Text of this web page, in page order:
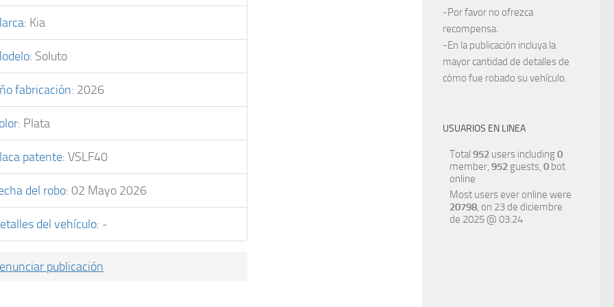
: Kia
: Soluto
fabricación: 2026
: Plata
patente: VSLF40
del robo: 02 Mayo 2026
del vehículo: -
publicación
-Por favor no ofrezca
recompensa.
-En la publicación incluya la
mayor cantidad de detalles de
cómo fue robado su vehículo.
USUARIOS EN LINEA
Total 952 users including0
member, 952 guests, 0 bot
online
Most users ever online were
20798, on 23 de diciembre
de 2025 @ 03:24